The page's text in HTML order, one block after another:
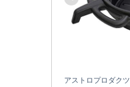
アストロプロダクツ